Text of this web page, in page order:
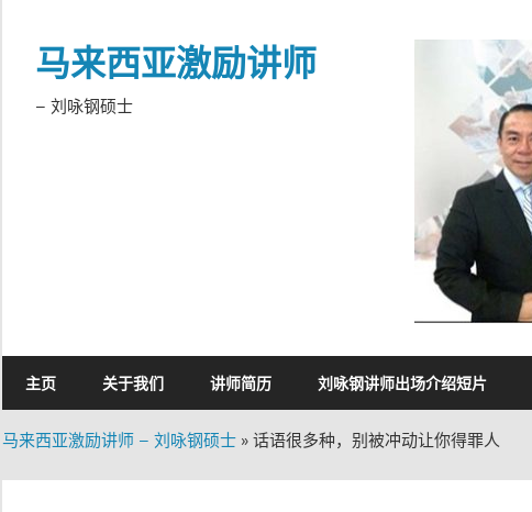
content马来西亚激励讲师
– 刘咏钢硕士
主页 关于我们 讲师简历 刘咏钢讲师出场介绍短片
马来西亚激励讲师 – 刘咏钢硕士 » 话语很多种，别被冲动让你得罪人